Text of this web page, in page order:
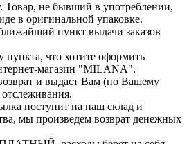
Товар, не бывший в употреблении,
в оригинальной упаковке.
пункт выдачи заказов
пункта, что хотите оформить
магазин "MILANA".
и выдаст Вам (по Вашему
поступит на наш склад и
мы произведем возврат денежных